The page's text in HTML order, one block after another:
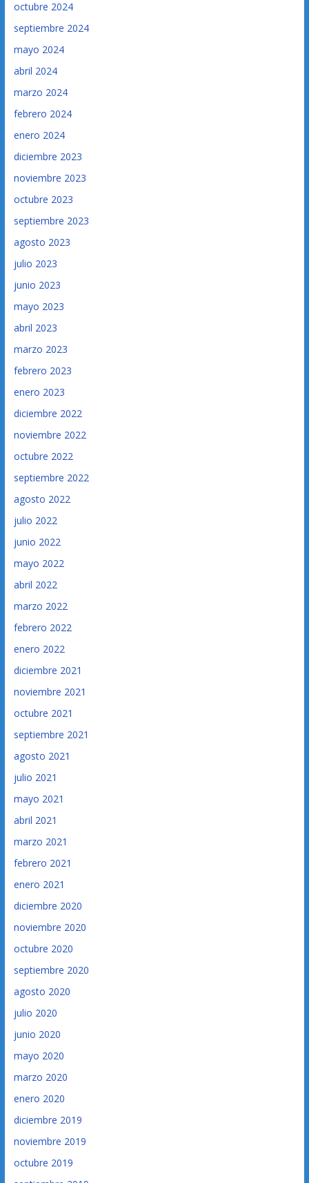
octubre 2024
septiembre 2024
mayo 2024
abril 2024
marzo 2024
febrero 2024
enero 2024
diciembre 2023
noviembre 2023
octubre 2023
septiembre 2023
agosto 2023
julio 2023
junio 2023
mayo 2023
abril 2023
marzo 2023
febrero 2023
enero 2023
diciembre 2022
noviembre 2022
octubre 2022
septiembre 2022
agosto 2022
julio 2022
junio 2022
mayo 2022
abril 2022
marzo 2022
febrero 2022
enero 2022
diciembre 2021
noviembre 2021
octubre 2021
septiembre 2021
agosto 2021
julio 2021
mayo 2021
abril 2021
marzo 2021
febrero 2021
enero 2021
diciembre 2020
noviembre 2020
octubre 2020
septiembre 2020
agosto 2020
julio 2020
junio 2020
mayo 2020
marzo 2020
enero 2020
diciembre 2019
noviembre 2019
octubre 2019